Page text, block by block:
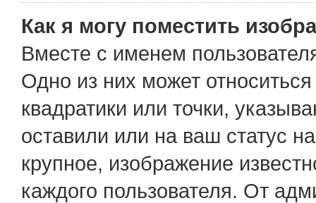
Как я могу поместить
Вместе с именем
Одно из них может
квадратики или точки,
оставили или на ваш статус
крупное, изображение
каждого пользователя. От